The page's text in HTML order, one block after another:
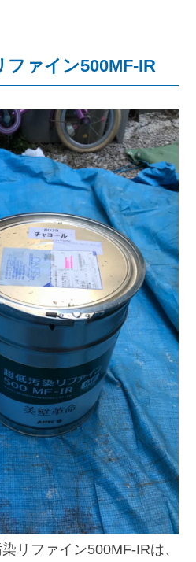
ファイン500MF-IR
リファイン500MF-IRは、